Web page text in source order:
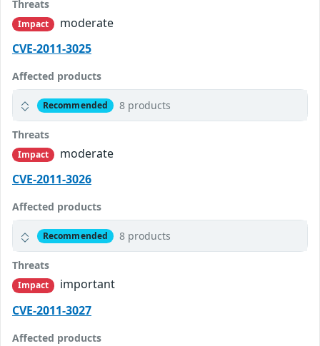
Threats
Impact
moderate
CVE-2011-3025
Affected products
Recommended 8 products
Threats
Impact
moderate
CVE-2011-3026
Affected products
Recommended 8 products
Threats
Impact
important
CVE-2011-3027
Affected products